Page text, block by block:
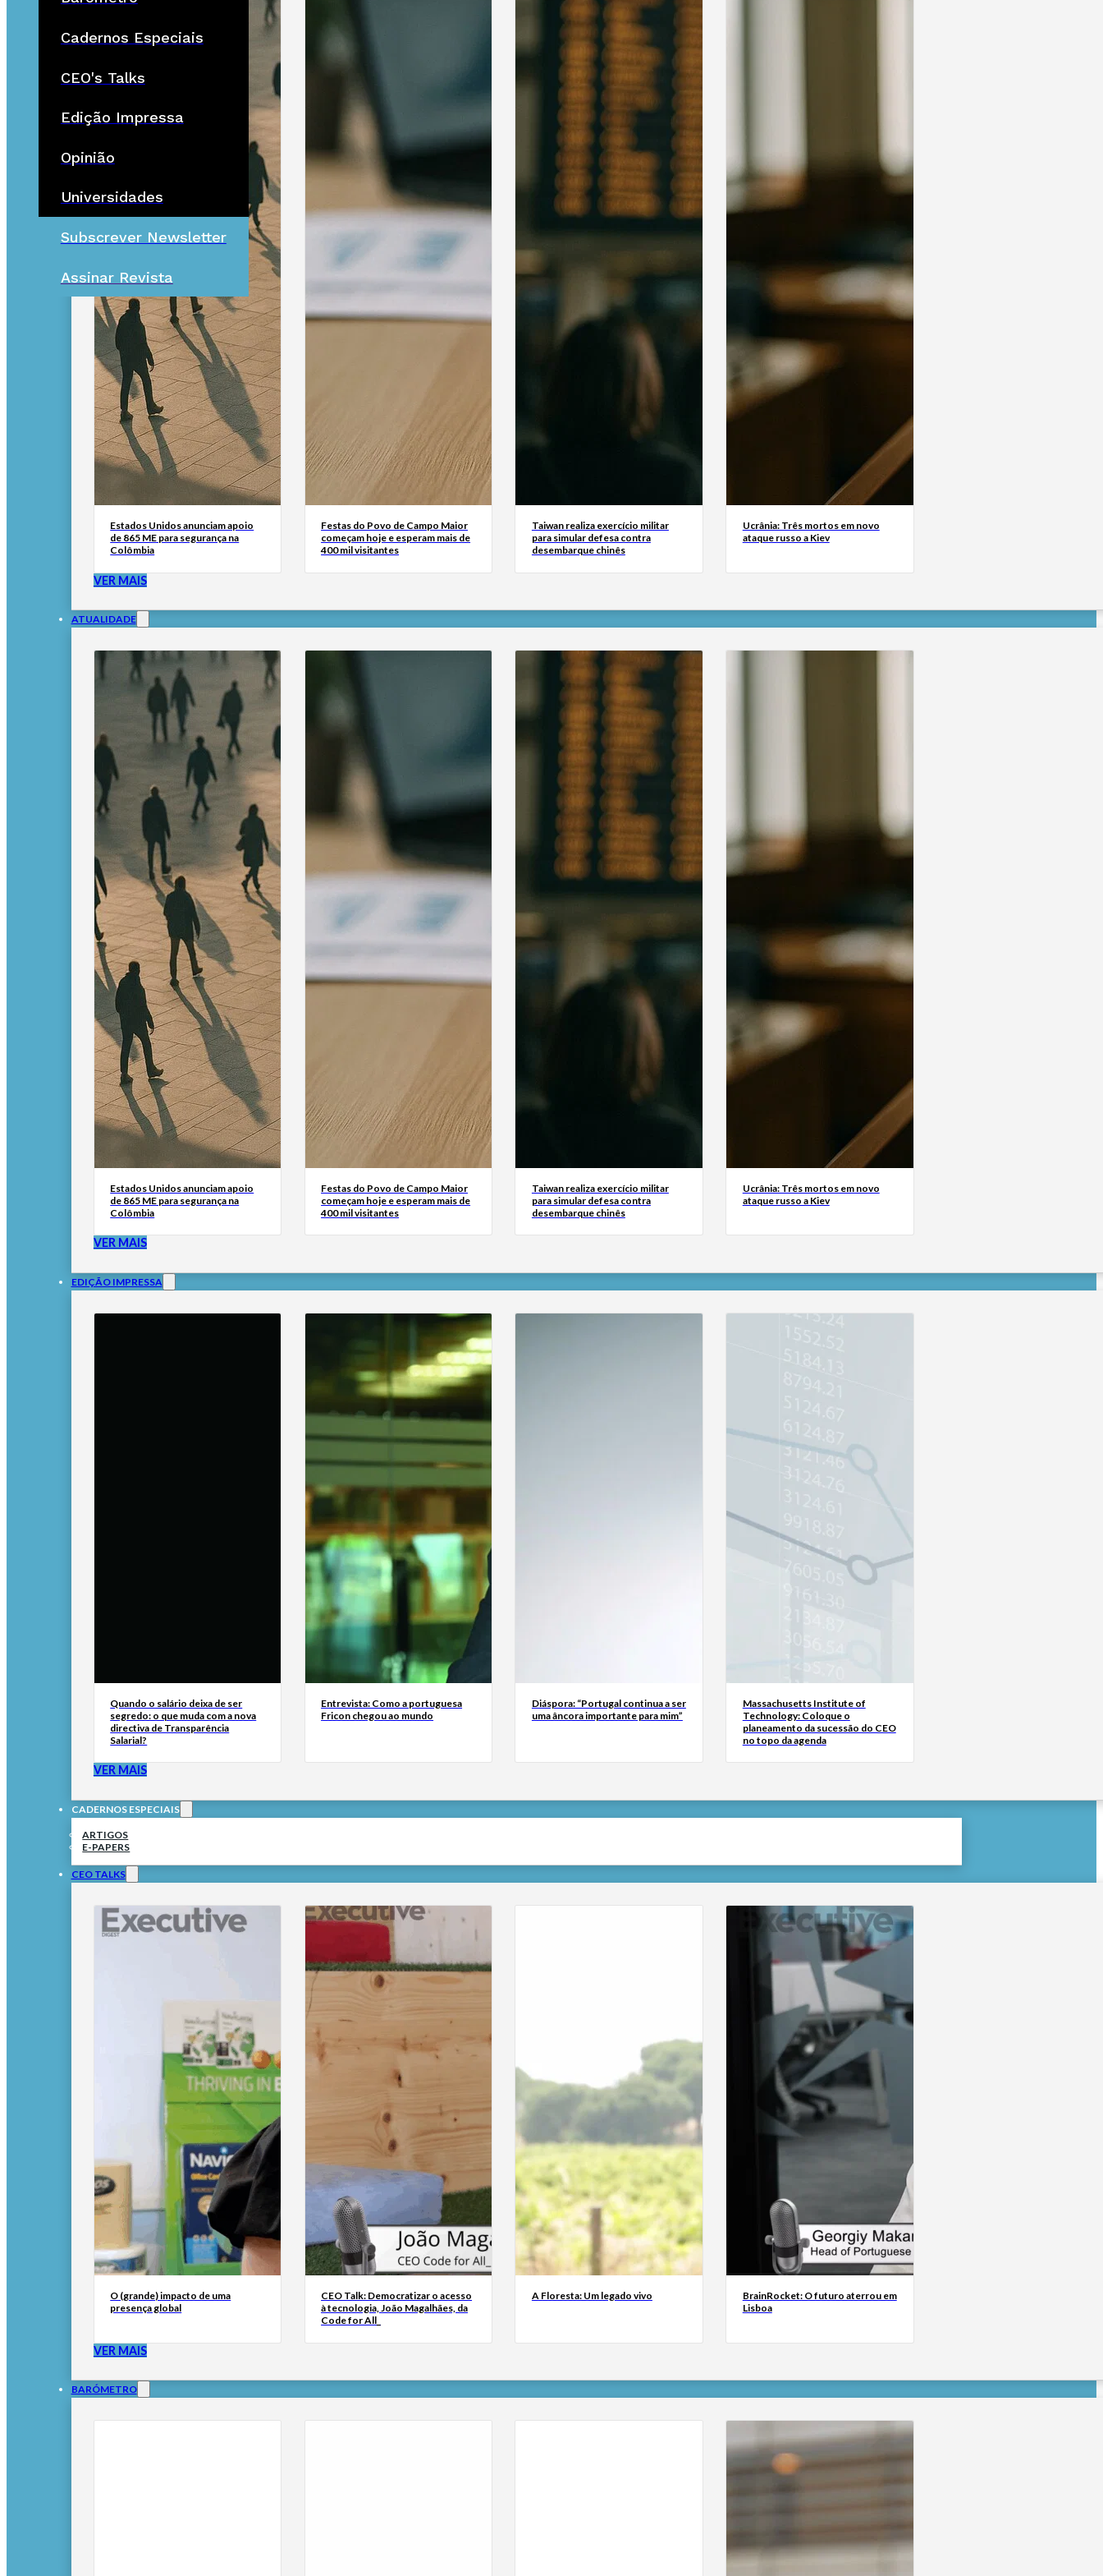
Cadernos Especiais
CEO's Talks
Edição Impressa
Opinião
Universidades
Subscrever Newsletter
Assinar Revista
Estados Unidos anunciam apoio
de 865 ME para segurança na
Colômbia
Festas do Povo de Campo Maior
começam hoje e esperam mais de
400 mil visitantes
Taiwan realiza exercício militar
para simular defesa contra
desembarque chinês
Ucrânia: Três mortos em novo
ataque russo a Kiev
VER MAIS
ATUALIDADE
Estados Unidos anunciam apoio
de 865 ME para segurança na
Colômbia
Festas do Povo de Campo Maior
começam hoje e esperam mais de
400 mil visitantes
Taiwan realiza exercício militar
para simular defesa contra
desembarque chinês
Ucrânia: Três mortos em novo
ataque russo a Kiev
VER MAIS
EDIÇÃO IMPRESSA
Quando o salário deixa de ser
segredo: o que muda com a nova
directiva de Transparência
Salarial?
Entrevista: Como a portuguesa
Fricon chegou ao mundo
Diáspora: “Portugal continua a ser
uma âncora importante para mim”
Massachusetts Institute of
Technology: Coloque o
planeamento da sucessão do CEO
no topo da agenda
VER MAIS
CADERNOS ESPECIAIS
ARTIGOS
E-PAPERS
CEO TALKS
O (grande) impacto de uma
presença global
CEO Talk: Democratizar o acesso
à tecnologia, João Magalhães, da
Code for All_
A Floresta: Um legado vivo
BrainRocket: O futuro aterrou em
Lisboa
VER MAIS
BARÓMETRO